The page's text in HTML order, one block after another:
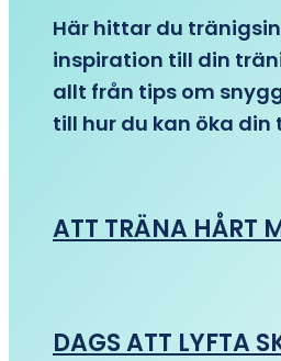
Här hittar du
inspiration till din
allt från tips om
till hur du kan öka
ATT TRÄNA HÅRT
DAGS ATT LYFTA